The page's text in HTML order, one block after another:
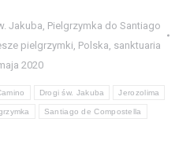
Jakuba, Pielgrzymka do Santiago
pielgrzymki, Polska, sanktuaria
2020
Drogi św. Jakuba Jerozolima
Santiago de Compostella